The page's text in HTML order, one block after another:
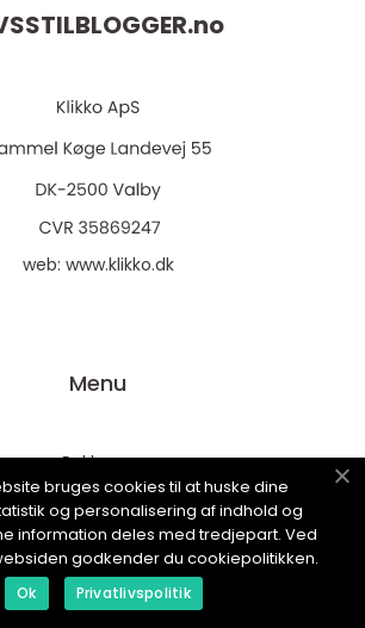
no
web: www.klikko.dk
Menu
Reklame
Om oss
Cookies
Kontakt Oss
Sitemap
bruges cookies til at huske dine
og personalisering af indhold og
information deles med tredjepart. Ved
godkender du cookiepolitikken.
Ok Privatlivspolitik